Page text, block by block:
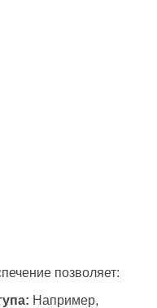
позволяет:
Например,